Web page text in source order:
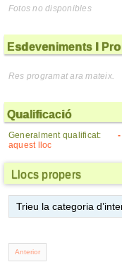
Fotos no disponibles
Esdeveniments I
Res programat ara mateix.
Qualificació
Generalment qualificat:
aquest lloc
Llocs propers